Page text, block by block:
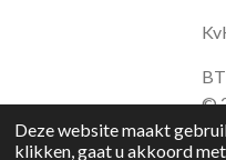
Deze website maakt
klikken, gaat u akkoord
©